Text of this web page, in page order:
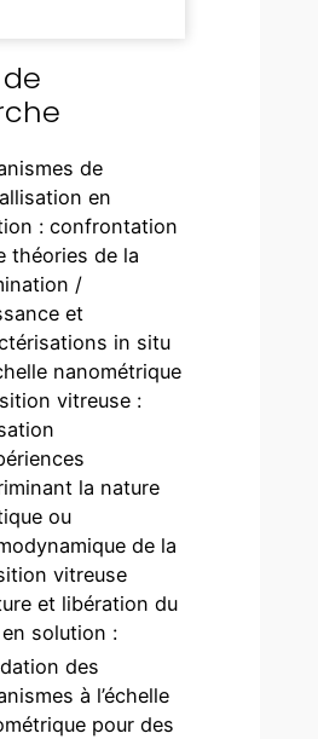
de
en
: confrontation
théories de la
/
et
in situ
nanométrique
vitreuse :
la nature
ou
de la
vitreuse
et libération du
en solution :
des
à l’échelle
pour des